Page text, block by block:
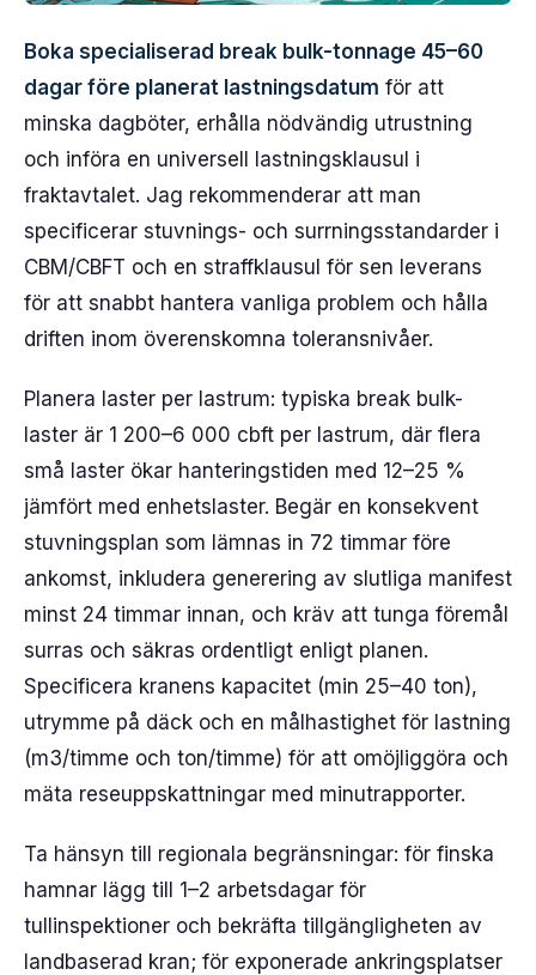
Boka specialiserad break bulk-tonnage 45–60
dagar före planerat lastningsdatum för att
minska dagböter, erhålla nödvändig utrustning
och införa en universell lastningsklausul i
fraktavtalet. Jag rekommenderar att man
specificerar stuvnings- och surrningsstandarder i
CBM/CBFT och en straffklausul för sen leverans
för att snabbt hantera vanliga problem och hålla
driften inom överenskomna toleransnivåer.
Planera laster per lastrum: typiska break bulk-
laster är 1 200–6 000 cbft per lastrum, där flera
små laster ökar hanteringstiden med 12–25 %
jämfört med enhetslaster. Begär en konsekvent
stuvningsplan som lämnas in 72 timmar före
ankomst, inkludera generering av slutliga manifest
minst 24 timmar innan, och kräv att tunga föremål
surras och säkras ordentligt enligt planen.
Specificera kranens kapacitet (min 25–40 ton),
utrymme på däck och en målhastighet för lastning
(m3/timme och ton/timme) för att omöjliggöra och
mäta reseuppskattningar med minutrapporter.
Ta hänsyn till regionala begränsningar: för finska
hamnar lägg till 1–2 arbetsdagar för
tullinspektioner och bekräfta tillgängligheten av
landbaserad kran; för exponerade ankringsplatser